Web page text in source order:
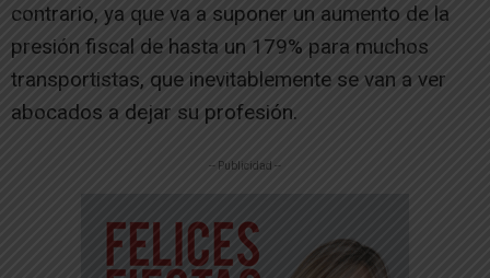
contrario, ya que va a suponer un aumento de la
presión fiscal de hasta un 179% para muchos
transportistas, que inevitablemente se van a ver
abocados a dejar su profesión.
-- Publicidad --